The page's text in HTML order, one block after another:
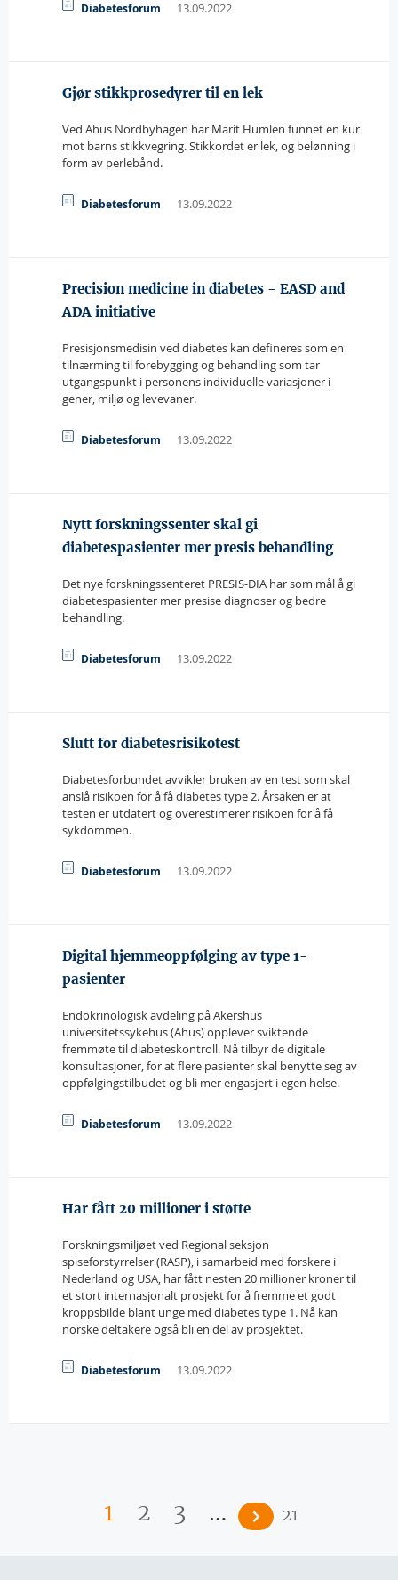
Diabetesforum 13.09.2022
Gjør stikkprosedyrer til en lek
Ved Ahus Nordbyhagen har Marit Humlen funnet en kur
mot barns stikkvegring. Stikkordet er lek, og belønning i
form av perlebånd.
Diabetesforum 13.09.2022
Precision medicine in diabetes - EASD and
ADA initiative
Presisjonsmedisin ved diabetes kan defineres som en
tilnærming til forebygging og behandling som tar
utgangspunkt i personens individuelle variasjoner i
gener, miljø og levevaner.
Diabetesforum 13.09.2022
Nytt forskningssenter skal gi
diabetespasienter mer presis behandling
Det nye forskningssenteret PRESIS-DIA har som mål å gi
diabetespasienter mer presise diagnoser og bedre
behandling.
Diabetesforum 13.09.2022
Slutt for diabetesrisikotest
Diabetesforbundet avvikler bruken av en test som skal
anslå risikoen for å få diabetes type 2. Årsaken er at
testen er utdatert og overestimerer risikoen for å få
sykdommen.
Diabetesforum 13.09.2022
Digital hjemmeoppfølging av type 1-
pasienter
Endokrinologisk avdeling på Akershus
universitetssykehus (Ahus) opplever sviktende
fremmøte til diabeteskontroll. Nå tilbyr de digitale
konsultasjoner, for at flere pasienter skal benytte seg av
oppfølgingstilbudet og bli mer engasjert i egen helse.
Diabetesforum 13.09.2022
Har fått 20 millioner i støtte
Forskningsmiljøet ved Regional seksjon
spiseforstyrrelser (RASP), i samarbeid med forskere i
Nederland og USA, har fått nesten 20 millioner kroner til
et stort internasjonalt prosjekt for å fremme et godt
kroppsbilde blant unge med diabetes type 1. Nå kan
norske deltakere også bli en del av prosjektet.
Diabetesforum 13.09.2022
1 2 3 … 21